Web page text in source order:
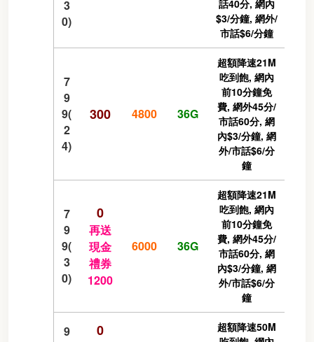
3
0)
話40分, 網內
$3/分鐘, 網外/
市話$6/分鐘
7
9
9(
2
4)
300 4800 36G
超額降速21M
吃到飽, 網內
前10分鐘免
費, 網外45分/
市話60分, 網
內$3/分鐘, 網
外/市話$6/分
鐘
7
9
9(
3
0)
0
再送
現金
禮券
1200
6000 36G
超額降速21M
吃到飽, 網內
前10分鐘免
費, 網外45分/
市話60分, 網
內$3/分鐘, 網
外/市話$6/分
鐘
9
0
超額降速50M